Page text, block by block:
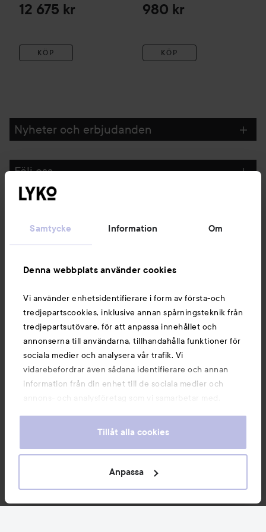
Samtycke Information Om
Denna webbplats använder cookies
Vi använder enhetsidentifierare i form av första-och
tredjepartscookies, inklusive annan spårningsteknik från
tredjepartsutövare, för att anpassa innehållet och
annonserna till användarna, tillhandahålla funktioner för
sociala medier och analysera vår trafik. Vi
vidarebefordrar även sådana identifierare och annan
information från din enhet till de sociala medier och
annons- och analysföretag som vi samarbetar med.
information som du har tillhandahållit eller som de har
våra cookies vid fortsatt användande av vår webbplats.
För information om hur du kan ändra inställningarna för
Tillåt alla cookies
Anpassa
12 675 kr
KÖP
980 kr
KÖP
Nyheter och erbjudanden
Följ oss
Du kanske också gillar